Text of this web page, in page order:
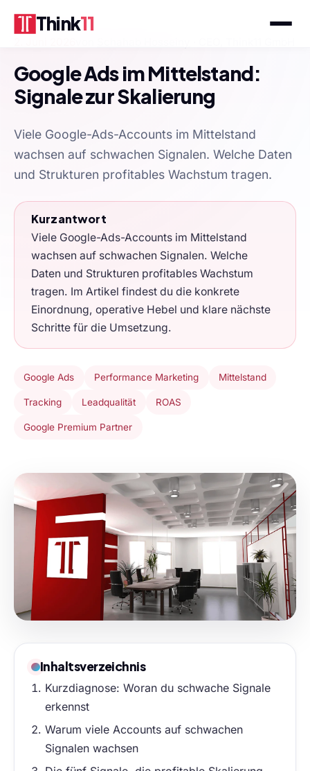
Think11
Google Ads im Mittelstand:
Signale zur Skalierung
Viele Google-Ads-Accounts im Mittelstand
wachsen auf schwachen Signalen. Welche Daten
und Strukturen profitables Wachstum tragen.
Kurzantwort
Viele Google-Ads-Accounts im Mittelstand
wachsen auf schwachen Signalen. Welche
Daten und Strukturen profitables Wachstum
tragen. Im Artikel findest du die konkrete
Einordnung, operative Hebel und klare nächste
Schritte für die Umsetzung.
Google Ads Performance Marketing Mittelstand
Tracking Leadqualität ROAS
Google Premium Partner
Inhaltsverzeichnis
Kurzdiagnose: Woran du schwache Signale
erkennst
Warum viele Accounts auf schwachen
Signalen wachsen